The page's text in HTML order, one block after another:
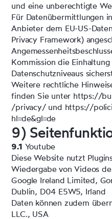
und eine unberechtigte
Für Datenübermittlungen
Anbieter dem EU-US-
Privacy Framework)
Kommission die
Datenschutzniveaus
Weitere rechtliche
finden Sie unter https://
/privacy/und https://
hl=de&gl=de
9)
9.1 Youtube
Diese Website nutzt
Wiedergabe von Videos
Google Ireland Limited,
Dublin, D04 E5W5, Irland
Daten können zudem
LLC., USA